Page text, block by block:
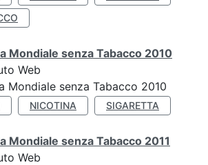
Mondiale senza Tabacco 2010
Web
Mondiale senza Tabacco 2010
NICOTINA SIGARETTA
Mondiale senza Tabacco 2011
Web